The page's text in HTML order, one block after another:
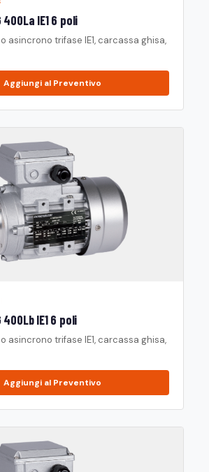
400La IE1 6 poli
asincrono trifase IE1, carcassa ghisa,
Aggiungi al Preventivo
400Lb IE1 6 poli
asincrono trifase IE1, carcassa ghisa,
Aggiungi al Preventivo